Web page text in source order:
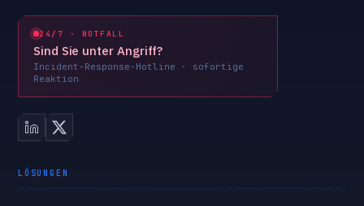
24/7 · NOTFALL
Sind Sie unter Angriff?
Incident-Response-Hotline · sofortige
Reaktion
LÖSUNGEN